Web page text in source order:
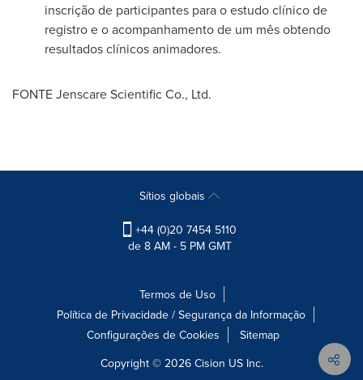
inscrição de participantes para o estudo clínico de
registro e o acompanhamento de um mês obtendo
resultados clínicos animadores.
FONTE Jenscare Scientific Co., Ltd.
Sítios globais
+44 (0)20 7454 5110
de 8 AM - 5 PM GMT
Termos de Uso
Política de Privacidade / Segurança da Informação
Configurações de Cookies
Sitemap
Copyright © 2026 Cision US Inc.